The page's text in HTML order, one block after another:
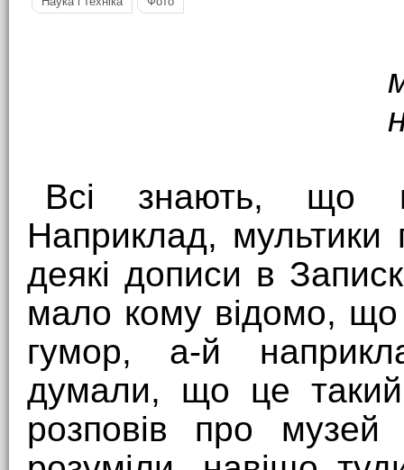
Всі знають, що
Наприклад, мультики
деякі дописи в
мало кому відомо, що
гумор, а-й
думали, що це
розповів про